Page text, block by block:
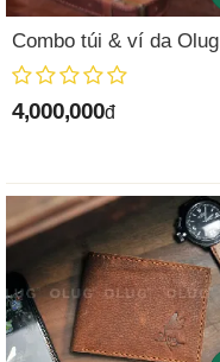
Combo túi & ví da Olug
4,000,000đ